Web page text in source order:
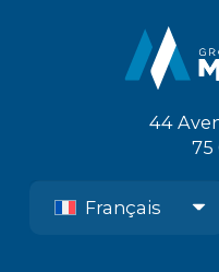
44
75
Français